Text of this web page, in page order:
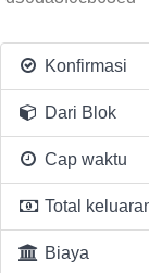
Konfirmasi
Dari Blok
Cap waktu
Total
Biaya